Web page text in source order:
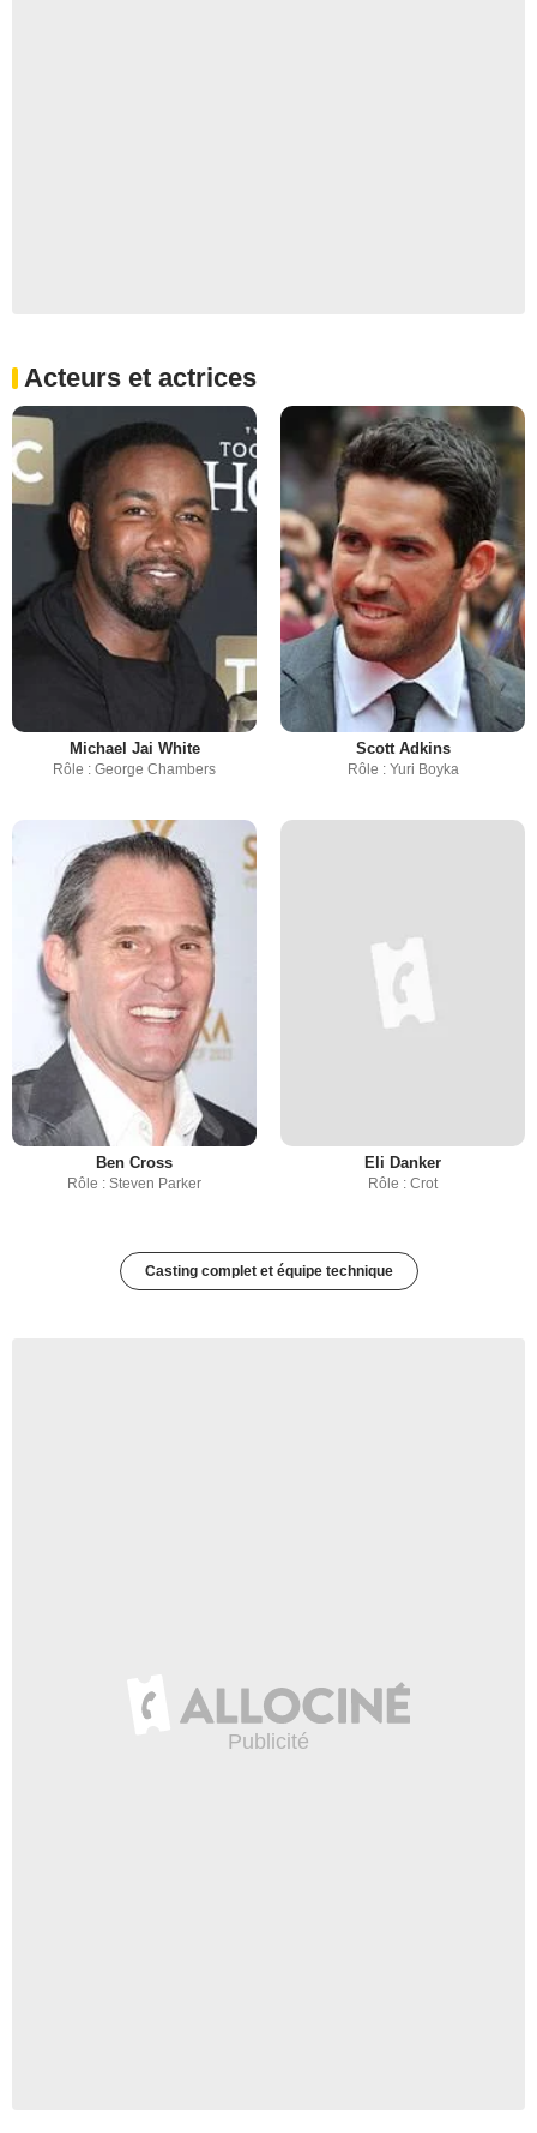
Acteurs et actrices
Michael Jai White
Rôle : George Chambers
Scott Adkins
Rôle : Yuri Boyka
Ben Cross
Rôle : Steven Parker
Eli Danker
Rôle : Crot
Casting complet et équipe technique